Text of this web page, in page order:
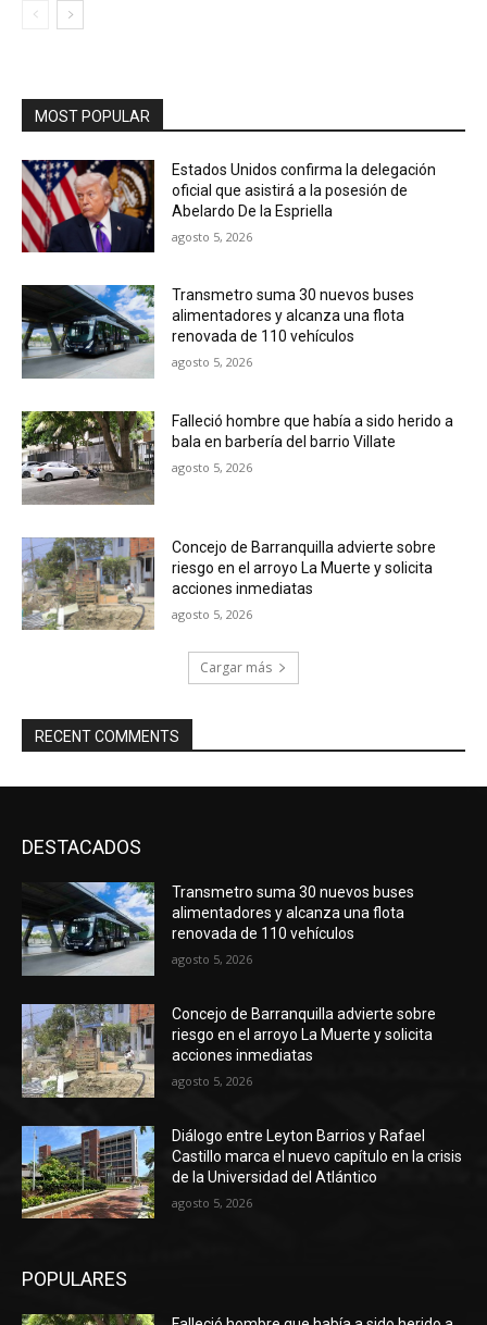
MOST POPULAR
Estados Unidos confirma la delegación
oficial que asistirá a la posesión de
Abelardo De la Espriella
agosto 5, 2026
Transmetro suma 30 nuevos buses
alimentadores y alcanza una flota
renovada de 110 vehículos
agosto 5, 2026
Falleció hombre que había a sido herido a
bala en barbería del barrio Villate
agosto 5, 2026
Concejo de Barranquilla advierte sobre
riesgo en el arroyo La Muerte y solicita
acciones inmediatas
agosto 5, 2026
Cargar más
RECENT COMMENTS
DESTACADOS
Transmetro suma 30 nuevos buses
alimentadores y alcanza una flota
renovada de 110 vehículos
agosto 5, 2026
Concejo de Barranquilla advierte sobre
riesgo en el arroyo La Muerte y solicita
acciones inmediatas
agosto 5, 2026
Diálogo entre Leyton Barrios y Rafael
Castillo marca el nuevo capítulo en la crisis
de la Universidad del Atlántico
agosto 5, 2026
POPULARES